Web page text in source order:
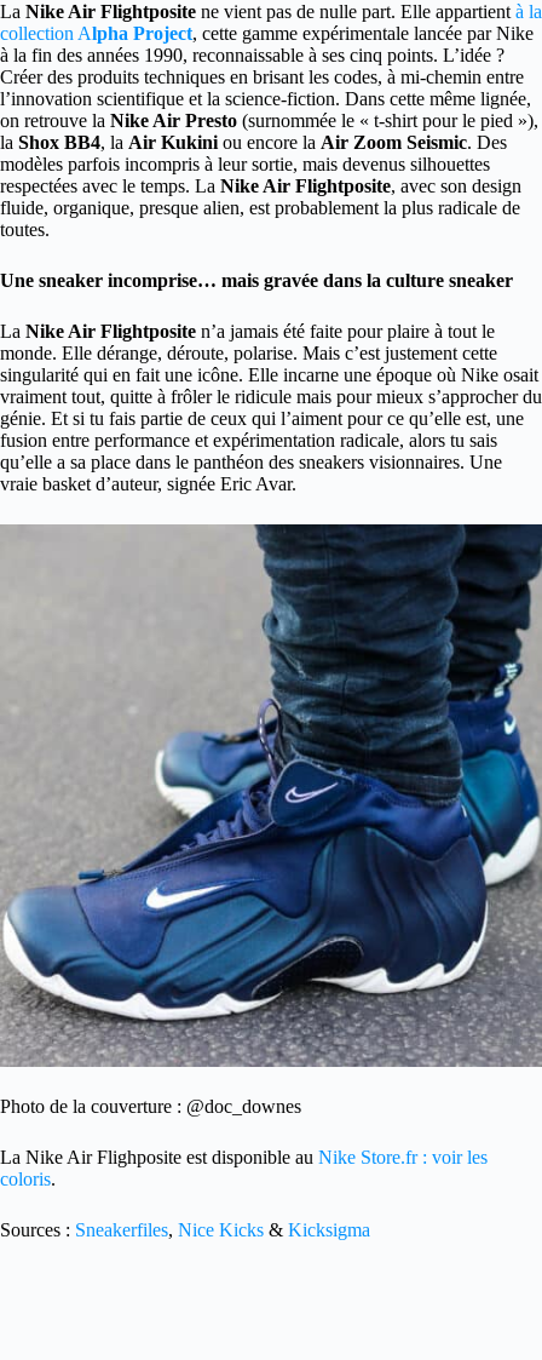
La Nike Air Flightposite ne vient pas de nulle part. Elle appartient à la
collection Alpha Project, cette gamme expérimentale lancée par Nike
à la fin des années 1990, reconnaissable à ses cinq points. L’idée ?
Créer des produits techniques en brisant les codes, à mi-chemin entre
l’innovation scientifique et la science-fiction. Dans cette même lignée,
on retrouve la Nike Air Presto (surnommée le « t-shirt pour le pied »),
la Shox BB4, la Air Kukini ou encore la Air Zoom Seismic. Des
modèles parfois incompris à leur sortie, mais devenus silhouettes
respectées avec le temps. La Nike Air Flightposite, avec son design
fluide, organique, presque alien, est probablement la plus radicale de
toutes.
Une sneaker incomprise… mais gravée dans la culture sneaker
La Nike Air Flightposite n’a jamais été faite pour plaire à tout le
monde. Elle dérange, déroute, polarise. Mais c’est justement cette
singularité qui en fait une icône. Elle incarne une époque où Nike osait
vraiment tout, quitte à frôler le ridicule mais pour mieux s’approcher du
génie. Et si tu fais partie de ceux qui l’aiment pour ce qu’elle est, une
fusion entre performance et expérimentation radicale, alors tu sais
qu’elle a sa place dans le panthéon des sneakers visionnaires. Une
vraie basket d’auteur, signée Eric Avar.
Photo de la couverture : @doc_downes
La Nike Air Flighposite est disponible au Nike Store.fr : voir les
coloris.
Sources : Sneakerfiles, Nice Kicks & Kicksigma